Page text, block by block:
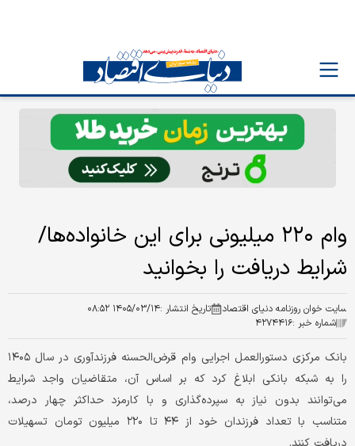
وام ۲۲۰ میلیونی برای این خانواده‌ها/
شرایط دریافت را بخوانید
سایت خوان روزنامه دنیای اقتصاد تاریخ انتشار :۱۴۰۵/۰۳/۱۴ ۰۸:۵۲
شماره خبر :۴۲۷۴۴۱۶
بانک مرکزی دستورالعمل اجرایی وام قرض‌الحسنه فرزندآوری در سال ۱۴۰۵
را به شبکه بانکی ابلاغ کرد که بر اساس آن، متقاضیان واجد شرایط
می‌توانند بدون نیاز به سپرده‌گذاری و با کارمزد حداکثر چهار درصد،
متناسب با تعداد فرزندان خود از ۴۴ تا ۲۲۰ میلیون تومان تسهیلات